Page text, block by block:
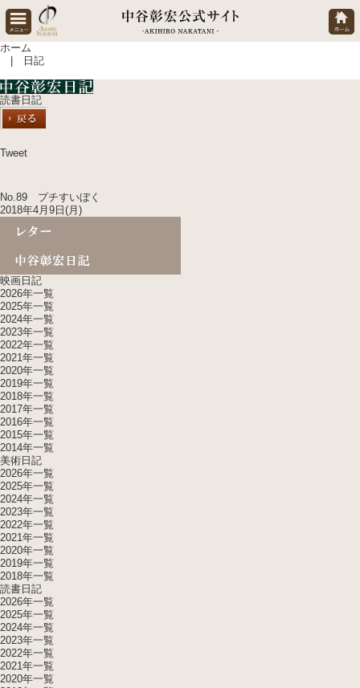
ホーム
| 日記
読書日記
Tweet
No.89 プチすいぼく
2018年4月9日(月)
映画日記
2026年一覧
2025年一覧
2024年一覧
2023年一覧
2022年一覧
2021年一覧
2020年一覧
2019年一覧
2018年一覧
2017年一覧
2016年一覧
2015年一覧
2014年一覧
美術日記
2026年一覧
2025年一覧
2024年一覧
2023年一覧
2022年一覧
2021年一覧
2020年一覧
2019年一覧
2018年一覧
読書日記
2026年一覧
2025年一覧
2024年一覧
2023年一覧
2022年一覧
2021年一覧
2020年一覧